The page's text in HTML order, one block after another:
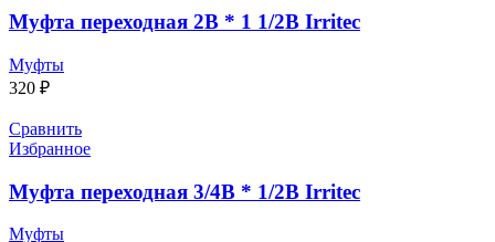
Муфта переходная 2В * 1 1/2В Irritec
Муфты
320 ₽
Сравнить
Избранное
Муфта переходная 3/4В * 1/2В Irritec
Муфты